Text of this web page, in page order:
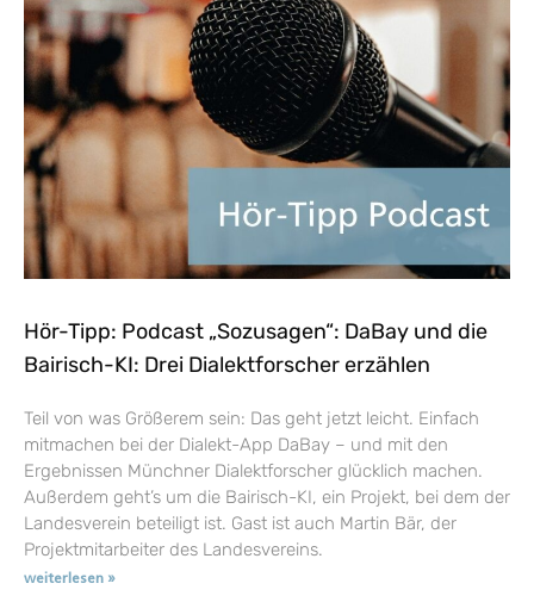
Hör-Tipp: Podcast „Sozusagen“: DaBay und die
Bairisch-KI: Drei Dialektforscher erzählen
Teil von was Größerem sein: Das geht jetzt leicht. Einfach
mitmachen bei der Dialekt-App DaBay – und mit den
Ergebnissen Münchner Dialektforscher glücklich machen.
Außerdem geht’s um die Bairisch-KI, ein Projekt, bei dem der
Landesverein beteiligt ist. Gast ist auch Martin Bär, der
Projektmitarbeiter des Landesvereins.
weiterlesen »